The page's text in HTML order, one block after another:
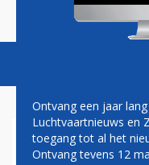
Magazine
Ontvang een jaar
Luchtvaartnieuws en
toegang tot al het
Ontvang tevens 12